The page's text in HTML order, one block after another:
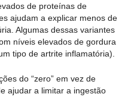
de proteínas de
ajudam a explicar menos de
Algumas dessas variantes
níveis elevados de gordura
tipo de artrite inflamatória).
do “zero” em vez de
ajudar a limitar a ingestão